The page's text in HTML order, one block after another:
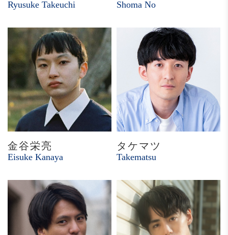
Ryusuke Takeuchi Shoma No
金谷栄亮
Eisuke Kanaya
タケマツ
Takematsu